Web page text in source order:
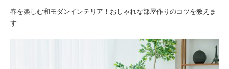
春を楽しむ和モダンインテリア！おしゃれな部屋作りのコツを教えま
す